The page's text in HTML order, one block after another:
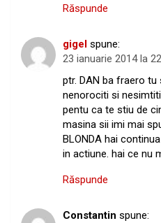
Răspunde
gigel spune:
23 ianuarie 2014 la
ptr. DAN ba fraero
nenorociti si
pentu ca te stiu de
masina sii imi mai
BLONDA hai
in actiune. hai ce nu
Răspunde
Constantin spune: